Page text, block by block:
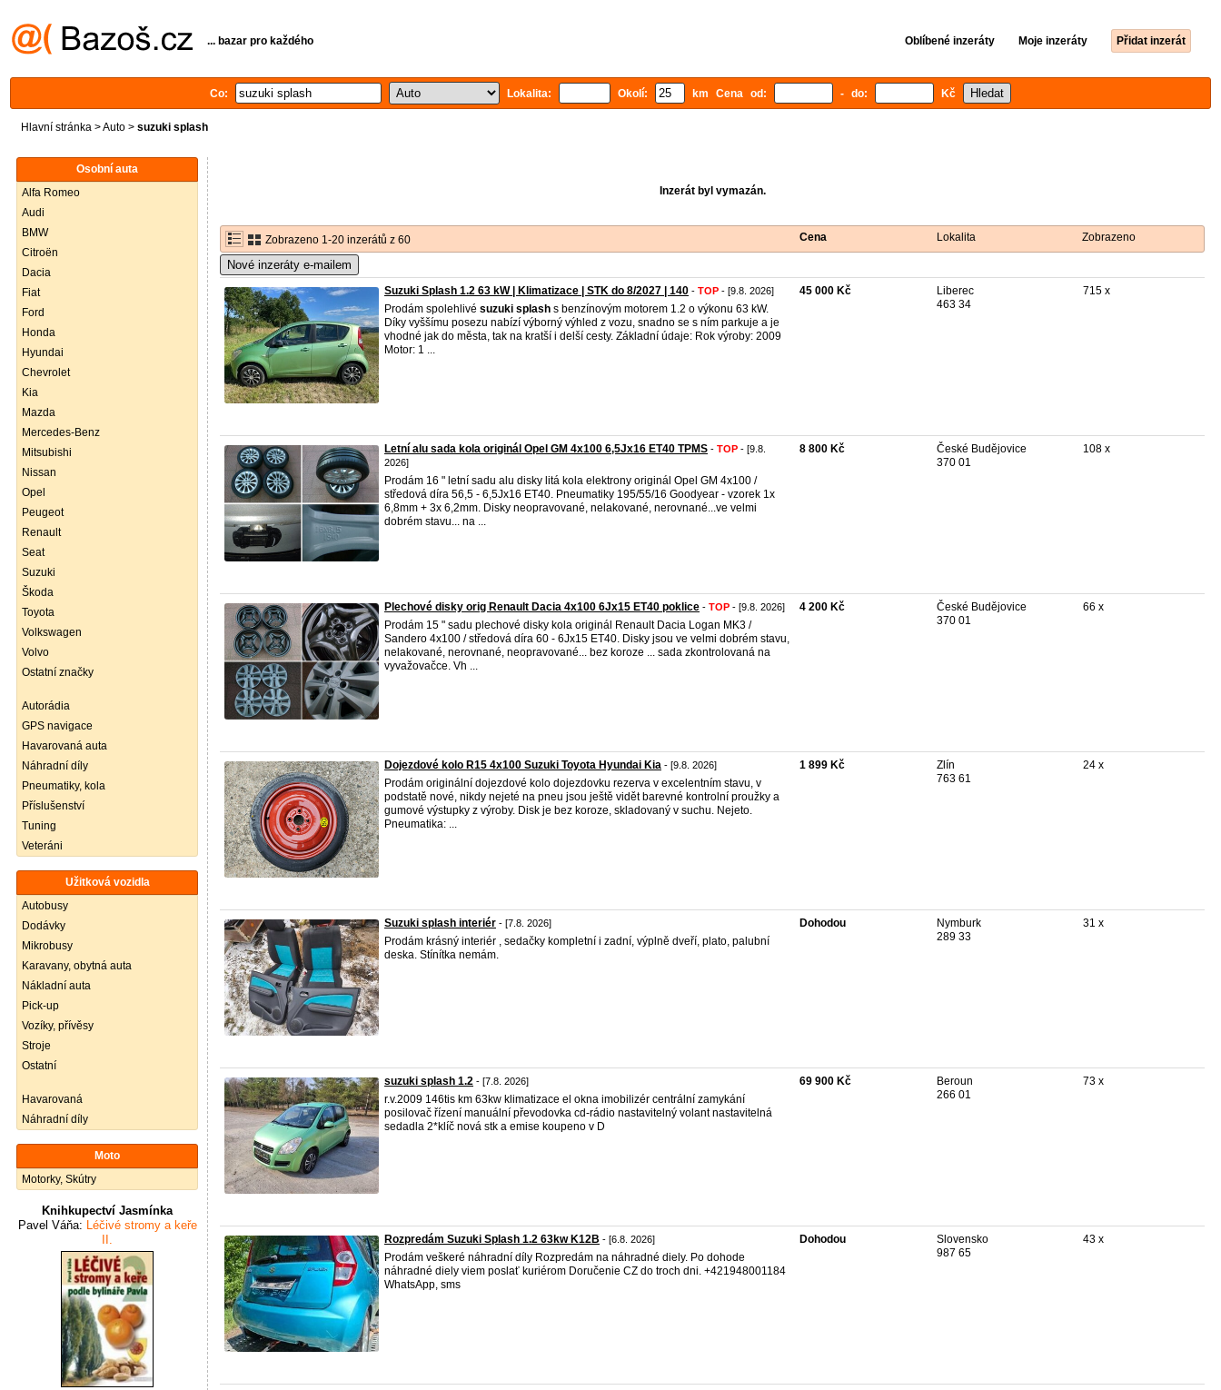
... bazar pro každého Oblíbené inzeráty Moje inzeráty Přidat inzerát
Co: Lokalita: Okolí: km Cena od: - do: Kč
Hlavní stránka >Auto > suzuki splash
Osobní auta
Alfa Romeo
Audi
BMW
Citroën
Dacia
Fiat
Ford
Honda
Hyundai
Chevrolet
Kia
Mazda
Mercedes-Benz
Mitsubishi
Nissan
Opel
Peugeot
Renault
Seat
Suzuki
Škoda
Toyota
Volkswagen
Volvo
Ostatní značky
Autorádia
GPS navigace
Havarovaná auta
Náhradní díly
Pneumatiky, kola
Příslušenství
Tuning
Veteráni
Užitková vozidla
Autobusy
Dodávky
Mikrobusy
Karavany, obytná auta
Nákladní auta
Pick-up
Vozíky, přívěsy
Stroje
Ostatní
Havarovaná
Náhradní díly
Moto
Motorky, Skútry
Knihkupectví Jasmínka
Pavel Váňa: Léčivé stromy a keře
II.
Inzerát byl vymazán.
Zobrazeno 1-20 inzerátů z 60 Cena Lokalita Zobrazeno
Nové inzeráty e-mailem
Suzuki Splash 1.2 63 kW | Klimatizace | STK do 8/2027 | 140 - TOP - [9.8. 2026]
Prodám spolehlivé suzuki splash s benzínovým motorem 1.2 o výkonu 63 kW.
Díky vyššímu posezu nabízí výborný výhled z vozu, snadno se s ním parkuje a je
vhodné jak do města, tak na kratší i delší cesty. Základní údaje: Rok výroby: 2009
Motor: 1 ...
45 000 Kč
Liberec
463 34
715 x
Letní alu sada kola originál Opel GM 4x100 6,5Jx16 ET40 TPMS - TOP - [9.8.
2026]
Prodám 16 " letní sadu alu disky litá kola elektrony originál Opel GM 4x100 /
středová díra 56,5 - 6,5Jx16 ET40. Pneumatiky 195/55/16 Goodyear - vzorek 1x
6,8mm + 3x 6,2mm. Disky neopravované, nelakované, nerovnané...ve velmi
dobrém stavu... na ...
8 800 Kč
České Budějovice
370 01
108 x
Plechové disky orig Renault Dacia 4x100 6Jx15 ET40 poklice - TOP - [9.8. 2026]
Prodám 15 " sadu plechové disky kola originál Renault Dacia Logan MK3 /
Sandero 4x100 / středová díra 60 - 6Jx15 ET40. Disky jsou ve velmi dobrém stavu,
nelakované, nerovnané, neopravované... bez koroze ... sada zkontrolovaná na
vyvažovačce. Vh ...
4 200 Kč
České Budějovice
370 01
66 x
Dojezdové kolo R15 4x100 Suzuki Toyota Hyundai Kia - [9.8. 2026]
Prodám originální dojezdové kolo dojezdovku rezerva v excelentním stavu, v
podstatě nové, nikdy nejeté na pneu jsou ještě vidět barevné kontrolní proužky a
gumové výstupky z výroby. Disk je bez koroze, skladovaný v suchu. Nejeto.
Pneumatika: ...
1 899 Kč
Zlín
763 61
24 x
Suzuki splash interiér - [7.8. 2026]
Prodám krásný interiér , sedačky kompletní i zadní, výplně dveří, plato, palubní
deska. Stínítka nemám.
Dohodou
Nymburk
289 33
31 x
suzuki splash 1.2 - [7.8. 2026]
r.v.2009 146tis km 63kw klimatizace el okna imobilizér centrální zamykání
posilovač řízení manuální převodovka cd-rádio nastavitelný volant nastavitelná
sedadla 2*klíč nová stk a emise koupeno v D
69 900 Kč
Beroun
266 01
73 x
Rozpredám Suzuki Splash 1.2 63kw K12B - [6.8. 2026]
Prodám veškeré náhradní díly Rozpredám na náhradné diely. Po dohode
náhradné diely viem poslať kuriérom Doručenie CZ do troch dni. +421948001184
WhatsApp, sms
Dohodou
Slovensko
987 65
43 x